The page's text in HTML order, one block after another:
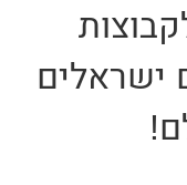
ישראלים